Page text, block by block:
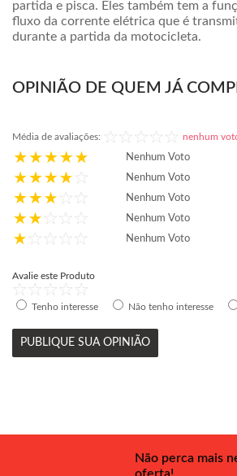
partida e pisca. Eles também tem a
fluxo da corrente elétrica que é
durante a partida da motocicleta.
OPINIÃO DE QUEM JÁ
Média de avaliações: nenhum
Nenhum Voto
Nenhum Voto
Nenhum Voto
Nenhum Voto
Nenhum Voto
Avalie este Produto
Tenho interesse Não tenho interesse
PUBLIQUE SUA OPINIÃO
Não perca mais